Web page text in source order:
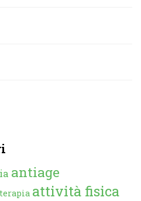
antiage
attività fisica